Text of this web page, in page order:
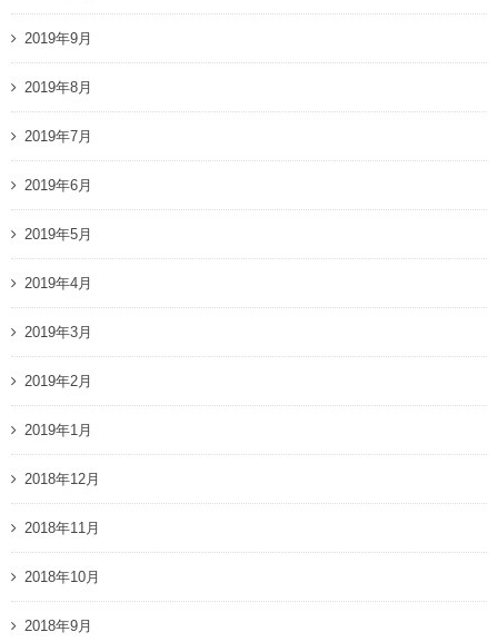
2019年9月
2019年8月
2019年7月
2019年6月
2019年5月
2019年4月
2019年3月
2019年2月
2019年1月
2018年12月
2018年11月
2018年10月
2018年9月